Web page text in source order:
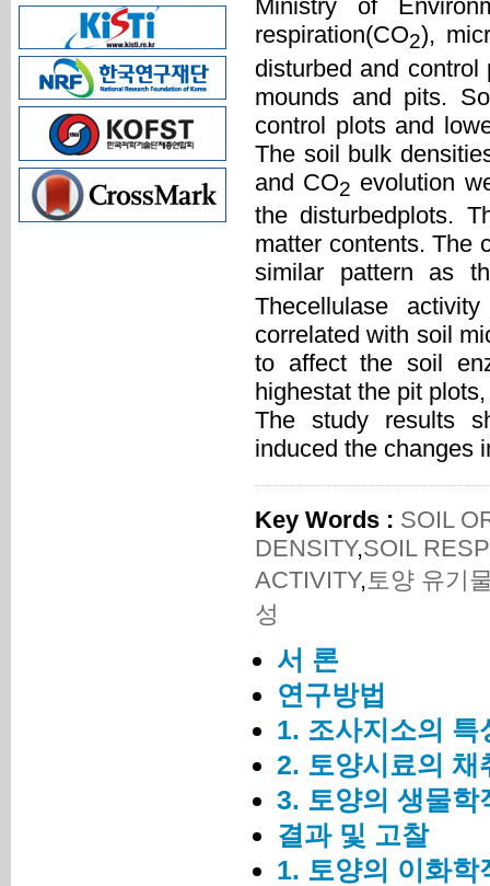
Ministry of
respiration(CO2),
disturbed and
mounds and pits.
control plots and
The soil bulk
and CO2 evolution
the disturbedplots.
matter contents. The
similar pattern as
Thecellulase
correlated with soil
to affect the soil
highestat the pit
The study results
induced the changes
Key Words : SOIL
DENSITY,SOIL
ACTIVITY, 토양 유기
성
서 론
연구방법
1. 조사지소의 특
2. 토양시료의 채
3. 토양의 생물학
결과 및 고찰
1. 토양의 이화학